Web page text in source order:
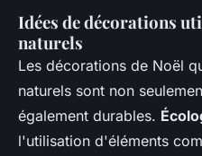
Idées de décorations
naturels
Les décorations de Noël
naturels sont non
également durables.
l'utilisation d'éléments